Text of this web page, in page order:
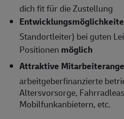
dich fit für die Zustellung
Standortleiter) bei guten
Positionen möglich
Attraktive
arbeitgeberfinanzierte
Altersvorsorge,
Mobilfunkanbietern, etc.